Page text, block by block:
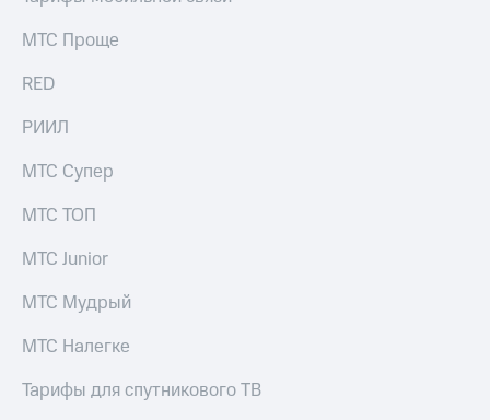
МТС Проще
RED
РИИЛ
МТС Супер
МТС ТОП
МТС Junior
МТС Мудрый
МТС Налегке
Тарифы для спутникового ТВ